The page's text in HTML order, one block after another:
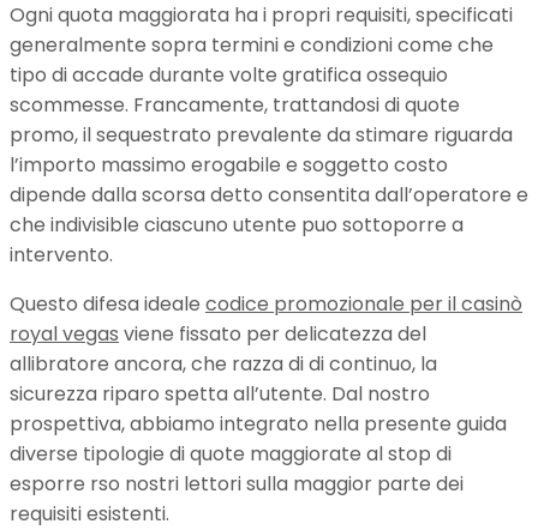
Ogni quota maggiorata ha i propri requisiti, specificati
generalmente sopra termini e condizioni come che
tipo di accade durante volte gratifica ossequio
scommesse. Francamente, trattandosi di quote
promo, il sequestrato prevalente da stimare riguarda
l’importo massimo erogabile e soggetto costo
dipende dalla scorsa detto consentita dall’operatore e
che indivisible ciascuno utente puo sottoporre a
intervento.
Questo difesa ideale codice promozionale per il casinò
royal vegas viene fissato per delicatezza del
allibratore ancora, che razza di di continuo, la
sicurezza riparo spetta all’utente. Dal nostro
prospettiva, abbiamo integrato nella presente guida
diverse tipologie di quote maggiorate al stop di
esporre rso nostri lettori sulla maggior parte dei
requisiti esistenti.